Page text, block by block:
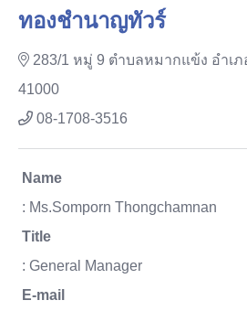
ทองชำนาญทัวร์
283/1 หมู่ 9 ตำบลหมากแข้ง อำเ
41000
08-1708-3516
Name
: Ms.Somporn Thongchamnan
Title
: General Manager
E-mail